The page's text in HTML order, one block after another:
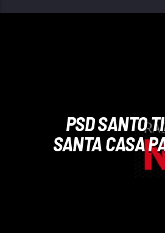
PSD SANTO
SANTA CASA